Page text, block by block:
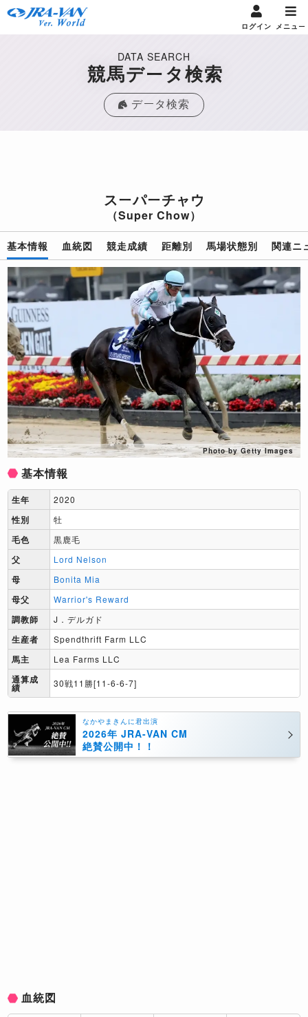
ログイン メニュー
DATA SEARCH
競馬データ検索
データ検索
スーパーチャウ
（Super Chow）
基本情報 血統図 競走成績 距離別 馬場状態別 関連ニ
Photo by Getty Images
基本情報
生年 2020
性別 牡
毛色 黒鹿毛
父 Lord Nelson
母 Bonita Mia
母父 Warrior's Reward
調教師 J．デルガド
生産者 Spendthrift Farm LLC
馬主 Lea Farms LLC
通算成
績 30戦11勝[11-6-6-7]
なかやまきんに君出演
2026年 JRA-VAN CM
絶賛公開中！！
血統図